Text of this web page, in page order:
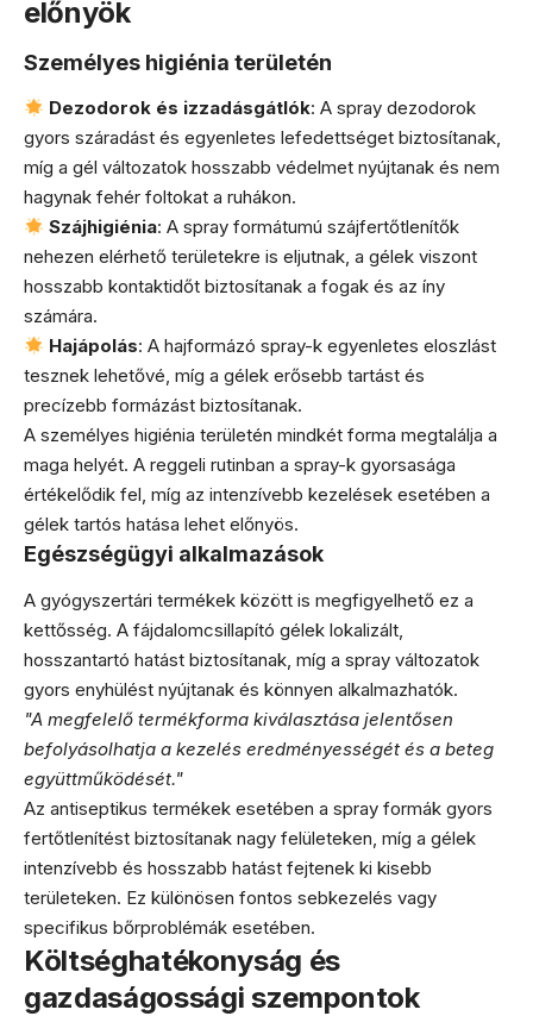
előnyök
Személyes higiénia területén
Dezodorok és izzadásgátlók: A spray dezodorok
gyors száradást és egyenletes lefedettséget biztosítanak,
míg a gél változatok hosszabb védelmet nyújtanak és nem
hagynak fehér foltokat a ruhákon.
Szájhigiénia: A spray formátumú szájfertőtlenítők
nehezen elérhető területekre is eljutnak, a gélek viszont
hosszabb kontaktidőt biztosítanak a fogak és az íny
számára.
Hajápolás: A hajformázó spray-k egyenletes eloszlást
tesznek lehetővé, míg a gélek erősebb tartást és
precízebb formázást biztosítanak.
A személyes higiénia területén mindkét forma megtalálja a
maga helyét. A reggeli rutinban a spray-k gyorsasága
értékelődik fel, míg az intenzívebb kezelések esetében a
gélek tartós hatása lehet előnyös.
Egészségügyi alkalmazások
A gyógyszertári termékek között is megfigyelhető ez a
kettősség. A fájdalomcsillapító gélek lokalizált,
hosszantartó hatást biztosítanak, míg a spray változatok
gyors enyhülést nyújtanak és könnyen alkalmazhatók.
"A megfelelő termékforma kiválasztása jelentősen
befolyásolhatja a kezelés eredményességét és a beteg
együttműködését."
Az antiseptikus termékek esetében a spray formák gyors
fertőtlenítést biztosítanak nagy felületeken, míg a gélek
intenzívebb és hosszabb hatást fejtenek ki kisebb
területeken. Ez különösen fontos sebkezelés vagy
specifikus bőrproblémák esetében.
Költséghatékonyság és
gazdaságossági szempontok